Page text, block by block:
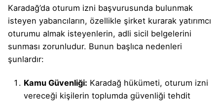
Karadağ’da oturum izni başvurusunda bulunmak
isteyen yabancıların, özellikle şirket kurarak yatırımcı
oturumu almak isteyenlerin, adli sicil belgelerini
sunması zorunludur. Bunun başlıca nedenleri
şunlardır:
Kamu Güvenliği: Karadağ hükümeti, oturum izni
vereceği kişilerin toplumda güvenliği tehdit